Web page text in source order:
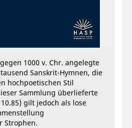
1000 v. Chr. angelegte
Sanskrit-Hymnen, die
hochpoetischen Stil
Sammlung überlieferte
gilt jedoch als lose
Strophen.